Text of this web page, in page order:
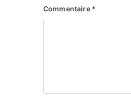
Commentaire *